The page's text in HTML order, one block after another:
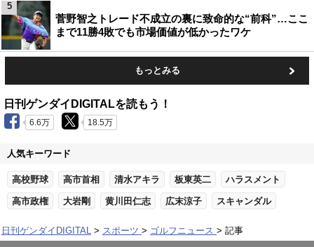
菅野智之トレード不成立の裏に致命的な“前科”…ここ
まで11勝4敗でも市場価値が低かったワケ
5
もっとみる
日刊ゲンダイDIGITALを読もう！
6.6万 18.5万
人気キーワード
高校野球 高市首相 清水アキラ 板東英二 ハラスメント
高市政権 大岩剛 黄川田仁志 広末涼子 スキャンダル
日刊ゲンダイDIGITAL スポーツ ゴルフニュース 記事